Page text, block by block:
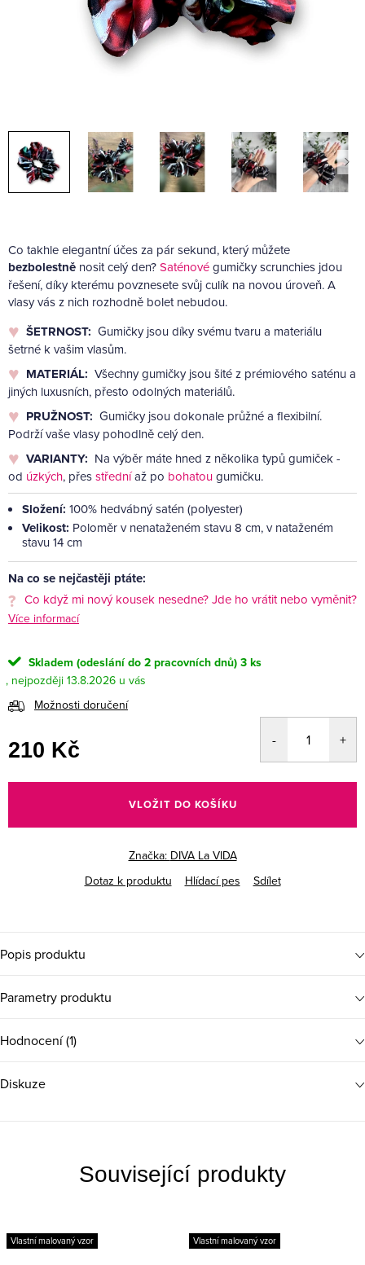
Co takhle elegantní účes za pár sekund, který můžete
bezbolestně nosit celý den?Saténovégumičky scrunchies jdou
řešení, díky kterému povznesete svůj culík na novou úroveň. A
vlasy vás z nich rozhodně bolet nebudou.
ŠETRNOST: Gumičky jsou díky svému tvaru a materiálu
šetrné k vašim vlasům.
MATERIÁL: Všechny gumičky jsou šité z prémiového saténu a
jiných luxusních, přesto odolných materiálů.
PRUŽNOST: Gumičky jsou dokonale průžné a flexibilní.
Podrží vaše vlasy pohodlně celý den.
VARIANTY: Na výběr máte hned z několika typů gumiček -
od úzkých, přesstředníaž po bohatougumičku.
Složení: 100% hedvábný satén (polyester)
Velikost: Poloměr v nenataženém stavu 8 cm, v nataženém
stavu 14 cm
Na co se nejčastěji ptáte:
Co když mi nový kousek nesedne? Jde ho vrátit nebo vyměnit?
Více informací
Skladem (odeslání do 2 pracovních dnů)3 ks
13.8.2026
Možnosti doručení
210 Kč
cena:
VLOŽIT DO KOŠÍKU
Značka: DIVA La VIDA
Dotaz k produktu
Hlídací pes Sdílet
Popis produktu
Parametry produktu
Hodnocení (1)
Diskuze
Související produkty
Vlastní malovaný vzor Vlastní malovaný vzor